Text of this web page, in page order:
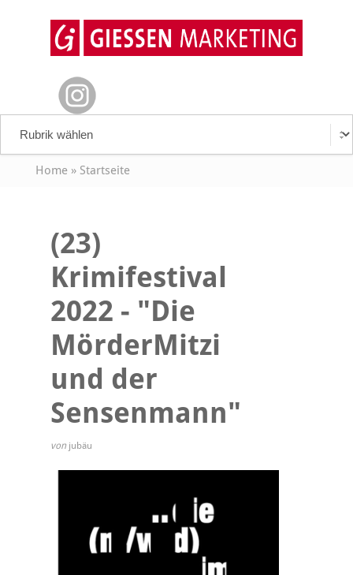
Home» Startseite
(23)
Krimifestival
2022 - "Die
MörderMitzi
und der
Sensenmann"
von jubäu